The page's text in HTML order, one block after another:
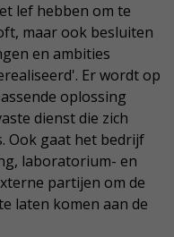
lef hebben om te
maar ook besluiten
en ambities
Er wordt op
oplossing
dienst die zich
Ook gaat het bedrijf
laboratorium- en
partijen om de
laten komen aan de